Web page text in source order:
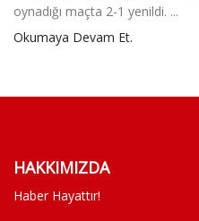
oynadığı maçta 2-1 yenildi. ...
Okumaya Devam Et.
HAKKIMIZDA
Haber Hayattır!